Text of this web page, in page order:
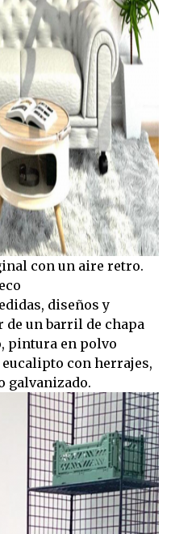
con un aire retro.
diseños y
de un barril de chapa
pintura en polvo
con herrajes,
galvanizado.